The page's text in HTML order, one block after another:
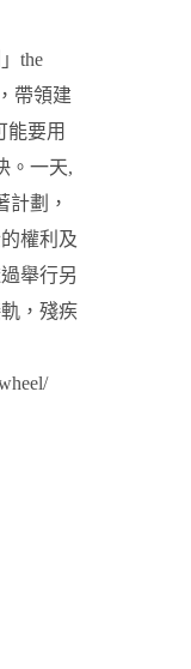
the
帶領建
能要用
。一天,
劃，
權利及
舉行另
，殘疾